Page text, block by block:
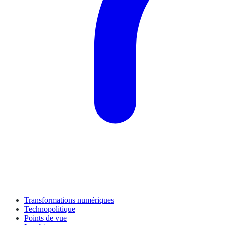
Transformations numériques
Technopolitique
Points de vue